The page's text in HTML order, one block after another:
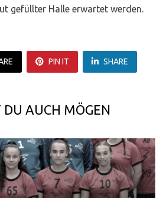
gefüllter Halle erwartet werden.
PIN IT SHARE
DU AUCH MÖGEN